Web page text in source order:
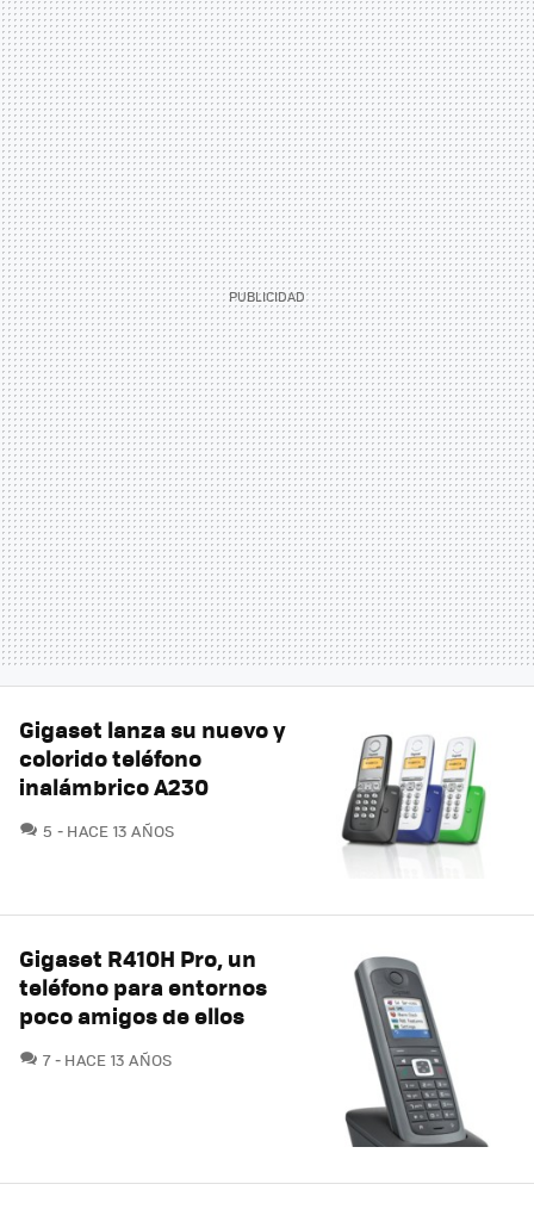
Gigaset lanza su nuevo y
colorido teléfono
inalámbrico A230
5 COMENTARIOS
HACE 13 AÑOS
Gigaset R410H Pro, un
teléfono para entornos
poco amigos de ellos
7COMENTARIOS
HACE 13 AÑOS